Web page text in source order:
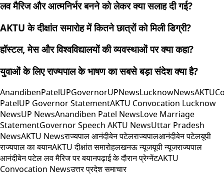
लव मैरिज और आत्मनिर्भर बनने को लेकर क्या सलाह दी गई?
AKTU के दीक्षांत समारोह में कितने छात्रों को मिली डिग्री?
हॉस्टल, मेस और विश्वविद्यालयों की व्यवस्थाओं पर क्या कहा?
युवाओं के लिए राज्यपाल के भाषण का सबसे बड़ा संदेश क्या है?
AnandibenPatelUPGovernorUPNewsLucknowNewsAKTU
PatelUP Governor StatementAKTU Convocation Lucknow
NewsUP NewsAnandiben Patel NewsLove Marriage
StatementGovernor Speech AKTU NewsUttar Pradesh
NewsAKTU Newsराज्यपाल आनंदीबेन पटेलराज्यपालआनंदीबेन पटेलयूपी
राज्यपाल का बयानAKTU दीक्षांत समारोहलखनऊ न्यूजयूपी न्यूजराज्यपाल
आनंदीबेन पटेल लव मैरिज पर बयानपढ़ाई के दौरान प्रेग्नेंटAKTU
Convocation Newsउत्तर प्रदेश समाचार